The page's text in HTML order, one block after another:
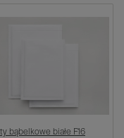
bąbelkowe białe F16